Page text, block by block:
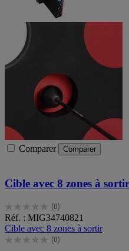
Comparer Comparer
Cible avec 8 zones à sortir
(0)
0.0
sur
5
étoiles.
Réf. : MIG34740821
Cible avec 8 zones à sortir
(0)
0.0